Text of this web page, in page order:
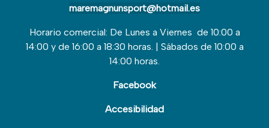
maremagnunsport@hotmail.es
Horario comercial: De Lunes a Viernes de 10:00 a
14:00 y de 16:00 a 18:30 horas. | Sábados de 10:00 a
14:00 horas.
Facebook
Accesibilidad